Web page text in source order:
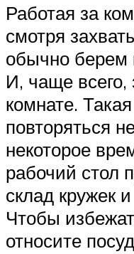
Работая за
смотря
обычно берем
И, чаще
комнате.
повторяться
некоторое
рабочий стол
склад кружек
Чтобы
относите